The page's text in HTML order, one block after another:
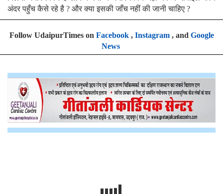
अंदर पहुँच कैसे रहे है ? और क्या इसकी जाँच नहीं की जानी चाहिए ?
Follow UdaipurTimes on Facebook, Instagram, and Google
News